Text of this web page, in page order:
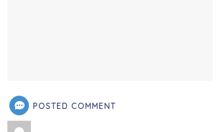
POSTED COMMENT